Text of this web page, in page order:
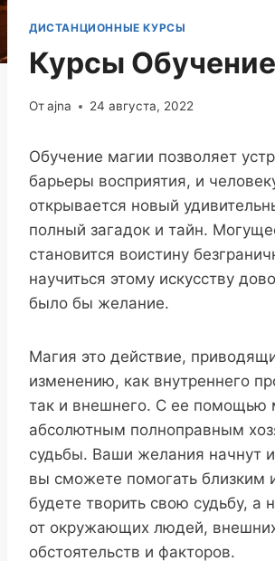
ДИСТАНЦИОННЫЕ КУРСЫ
Курсы
Отajna 24 августа, 2022
Обучение магии позволяет
барьеры восприятия, и
открывается новый
полный загадок и тайн.
становится воистину
научиться этому искусству
было бы желание.
Магия это действие,
изменению, как внутреннего
так и внешнего. С ее помощью
абсолютным полноправным
судьбы. Ваши желания начнут
вы сможете помогать близким
будете творить свою судьбу, а
от окружающих людей,
обстоятельств и факторов.